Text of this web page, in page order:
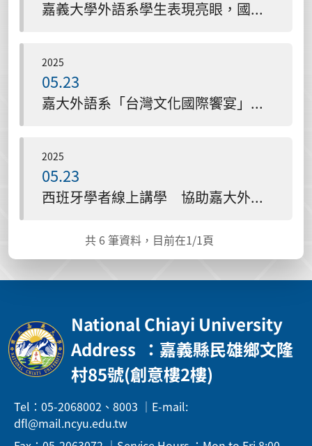
嘉義大學外語系學生表現亮眼，國科會大專生研究計畫通過件數全國第二
2025
05.23
嘉大外語系「台灣文化國際饗宴」微學分課程 國際師生深入阿里山體驗多元文化
2025
05.23
西班牙學者線上講學 協助嘉大外語系學生掌握多模態簡報技巧
共 6 筆資料，目前在1/1頁
National Chiayi University
Address ：嘉義縣民雄鄉文隆
村85號(創意樓2樓)
Tel：05-2068002、8003 ｜E-mail:
dfl@mail.ncyu.edu.tw